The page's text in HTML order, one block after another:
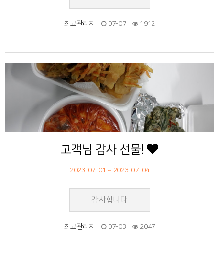
최고관리자 07-07 1912
47
고객님 감사 선물!
2023-07-01 ~ 2023-07-04
감사합니다
작성자
최고관리자
작성일
07-03
조회
2047
46
작성자
작성일
조회